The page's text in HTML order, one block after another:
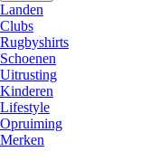
Landen
Clubs
Rugbyshirts
Schoenen
Uitrusting
Kinderen
Lifestyle
Opruiming
Merken